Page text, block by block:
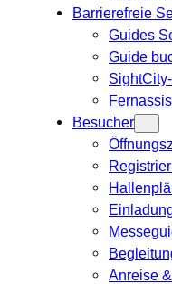
Barrierefreie
Guides
Guide
Besucher
Anreise